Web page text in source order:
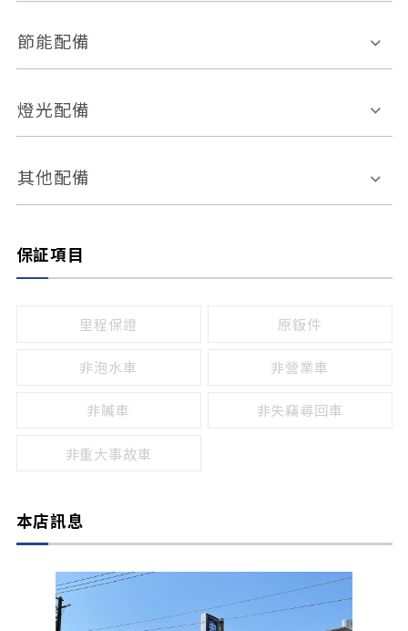
車道偏離警示
自動停車系統 盲點偵測系統
倒車雷達
無
有
外部音源接入
節能配備
引擎啟閉系統
燈光配備
感應頭燈
頭燈光源
其他配備
保証項目
里程保證 原鈑件
非泡水車 非營業車
非贓車 非失竊尋回車
非重大事故車
本店訊息